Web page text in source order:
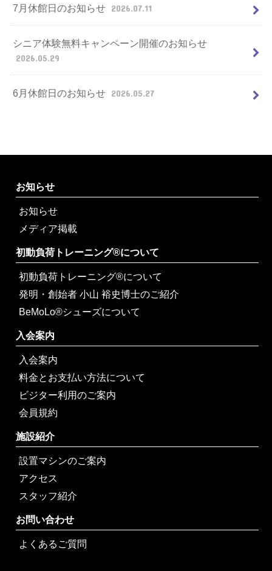
7月休館日のお知らせ 2026.07.11
シニア体験無料キャンペーン開催のお知らせ
2026.05.29
6月休館日のお知らせ 2026.05.27
お知らせ
お知らせ
メディア掲載
初動負荷トレーニング®について
初動負荷トレーニング®について
発明・創始者 小山 裕史博士のご紹介
BeMoLo®シューズについて
入会案内
入会案内
料金とお支払い方法について
ビジター利用のご案内
会員規約
施設紹介
設置マシンのご案内
アクセス
スタッフ紹介
お問い合わせ
よくあるご質問